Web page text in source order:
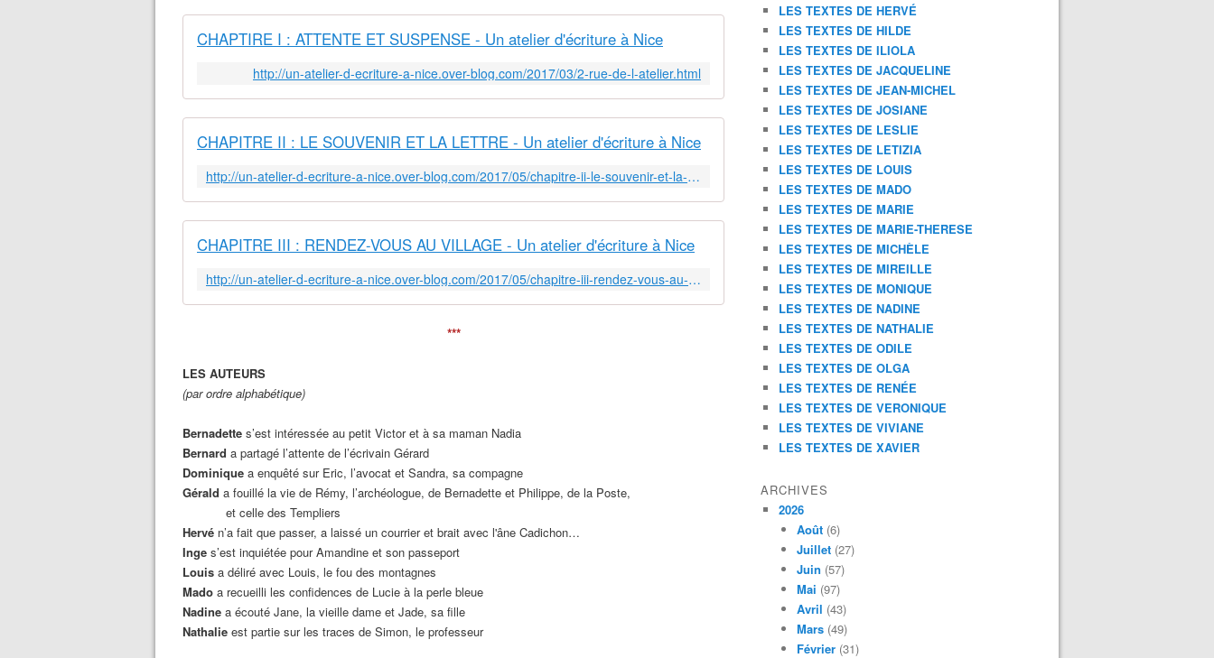
CHAPTIRE I : ATTENTE ET SUSPENSE - Un atelier d'écriture à Nice
http://un-atelier-d-ecriture-a-nice.over-blog.com/2017/03/2-rue-de-l-atelier.html
CHAPITRE II : LE SOUVENIR ET LA LETTRE - Un atelier d'écriture à Nice
http://un-atelier-d-ecriture-a-nice.over-blog.com/2017/05/chapitre-ii-le-souvenir-et-la-lettre.html
CHAPITRE III : RENDEZ-VOUS AU VILLAGE - Un atelier d'écriture à Nice
http://un-atelier-d-ecriture-a-nice.over-blog.com/2017/05/chapitre-iii-rendez-vous-au-village.html
***
LES AUTEURS
(par ordre alphabétique)
Bernadette s’est intéressée au petit Victor et à sa maman Nadia
Bernard a partagé l’attente de l’écrivain Gérard
Dominique a enquêté sur Eric, l’avocat et Sandra, sa compagne
Gérald a fouillé la vie de Rémy, l’archéologue, de Bernadette et Philippe, de la Poste,
et celle des Templiers
Hervé n’a fait que passer, a laissé un courrier et brait avec l'âne Cadichon…
Inge s’est inquiétée pour Amandine et son passeport
Louis a déliré avec Louis, le fou des montagnes
Mado a recueilli les confidences de Lucie à la perle bleue
Nadine a écouté Jane, la vieille dame et Jade, sa fille
Nathalie est partie surles traces de Simon, le professeur
LES TEXTES DE HERVÉ
LES TEXTES DE HILDE
LES TEXTES DE ILIOLA
LES TEXTES DE JACQUELINE
LES TEXTES DE JEAN-MICHEL
LES TEXTES DE JOSIANE
LES TEXTES DE LESLIE
LES TEXTES DE LETIZIA
LES TEXTES DE LOUIS
LES TEXTES DE MADO
LES TEXTES DE MARIE
LES TEXTES DE MARIE-THERESE
LES TEXTES DE MICHÈLE
LES TEXTES DE MIREILLE
LES TEXTES DE MONIQUE
LES TEXTES DE NADINE
LES TEXTES DE NATHALIE
LES TEXTES DE ODILE
LES TEXTES DE OLGA
LES TEXTES DE RENÉE
LES TEXTES DE VERONIQUE
LES TEXTES DE VIVIANE
LES TEXTES DE XAVIER
ARCHIVES
2026
Août (6)
Juillet (27)
Juin (57)
Mai (97)
Avril (43)
Mars (49)
Février (31)